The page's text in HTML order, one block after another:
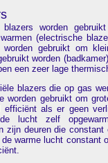
worden
(electrische
gebruikt om
worden
een zeer lage
blazers die op gas
worden gebruikt om
efficiënt als er geen
lucht zelf
zijn deuren die constant
warme lucht constant